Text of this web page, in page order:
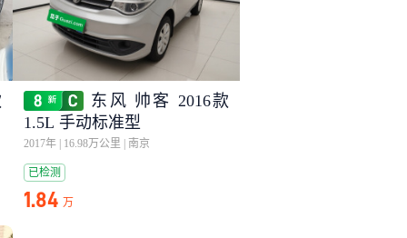
东风 帅客 2016款
1.5L 手动标准型
2017年 16.98万公里 南京
已检测
1.84 万